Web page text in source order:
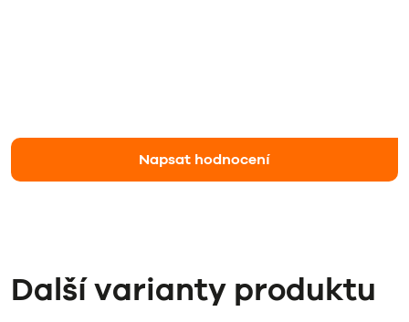
Napsat hodnocení
Další varianty produktu